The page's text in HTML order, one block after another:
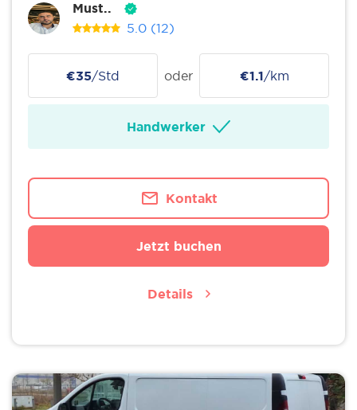
Must..
5.0 (12)
€35/Std oder €1.1/km
Handwerker
Kontakt
Jetzt buchen
Details